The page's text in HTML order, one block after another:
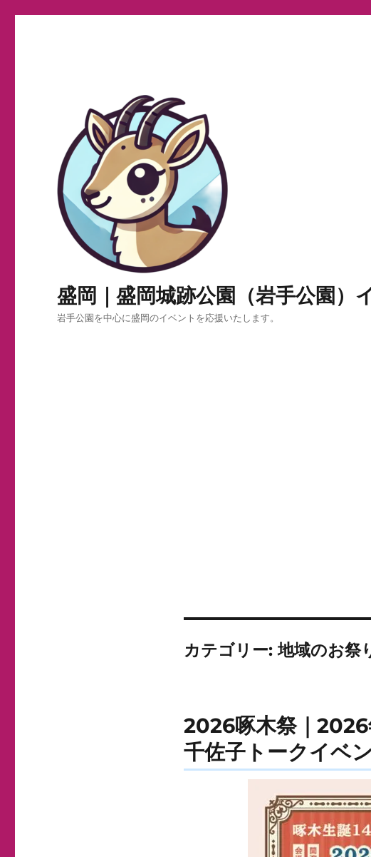
盛岡｜盛岡城跡公園（岩手公園）
岩手公園を中心に盛岡のイベントを応援いたします。
カテゴリー:地域のお祭
2026啄木祭｜
千佐子トークイベ